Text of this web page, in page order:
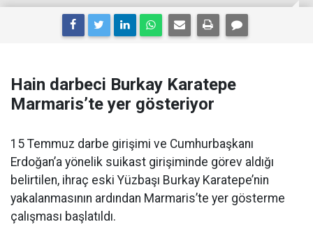
Hain darbeci Burkay Karatepe
Marmaris’te yer gösteriyor
15 Temmuz darbe girişimi ve Cumhurbaşkanı
Erdoğan’a yönelik suikast girişiminde görev aldığı
belirtilen, ihraç eski Yüzbaşı Burkay Karatepe’nin
yakalanmasının ardından Marmaris’te yer gösterme
çalışması başlatıldı.